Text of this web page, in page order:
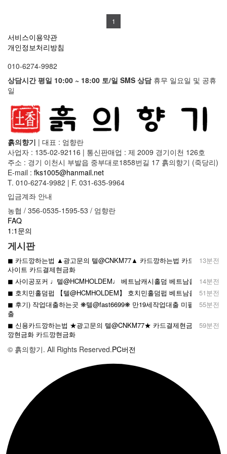
1
서비스이용약관
개인정보처리방침
010-6274-9982
상담시간 평일 10:00 ~ 18:00 토/일 SMS 상담 휴무 일요일 및 공휴
일
흙의향기 | 대표 : 엄향란
사업자 : 135-02-92116 | 통신판매업 : 제 2009 경기이천 126호
주소 : 경기 이천시 부발읍 중부대로1858번길 17 흙의향기 (죽당리)
E-mail : fks1005@hanmail.net
T. 010-6274-9982 | F. 031-635-9964
입금계좌 안내
농협 / 356-0535-1595-53 / 엄향란
FAQ
1:1문의
게시판
◼︎ 카드깡하는법 ▲광고문의 텔@CNKM77▲ 카드깡하는법 카드현금화
사이트 카드결제현금화
13분전
◼︎ 사이공포커 ♩텔@HCMHOLDEM♩ 베트남캐시홀덤 베트남홀덤14분전
◼︎ 호치민홀덤펍 【텔@HCMHOLDEM】 호치민홀덤펍 베트남홀덤펍51분전
◼︎ 후기) 작업대출하는곳 ❋텔@fast6699❋ 만19세작업대출 미필작업대
출
55분전
◼︎ 신용카드깡하는법 ★광고문의 텔@CNKM77★ 카드결제현금화 카드
깡현금화 카드깡현금화
59분전
© 흙의향기. All Rights Reserved.PC버전